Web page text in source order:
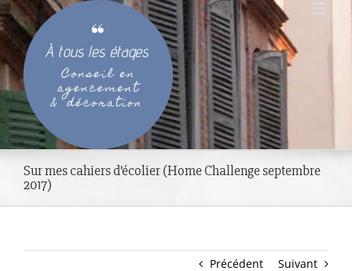
Passer
au
contenu
Sur mes cahiers d’écolier (Home Challenge septembre
2017)
Précédent Suivant